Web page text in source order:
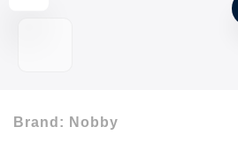
Brand: Nobby